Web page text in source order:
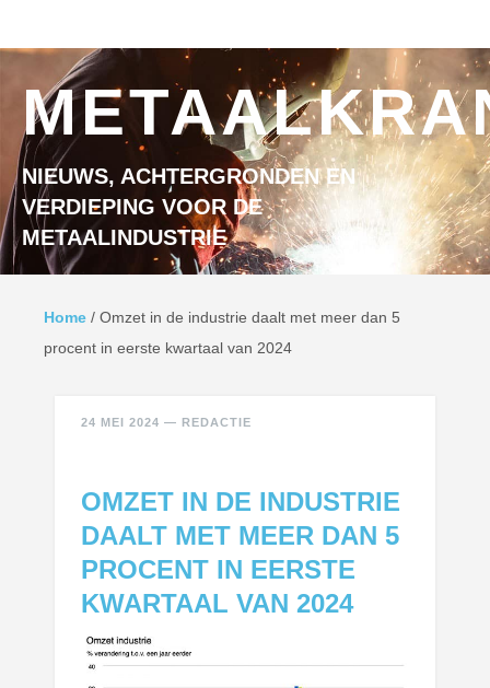
NIEUWS, ACHTERGRONDEN EN
VERDIEPING VOOR DE
METAALINDUSTRIE
Home / Omzet in de industrie daalt met meer dan 5
procent in eerste kwartaal van 2024
24 MEI 2024 — REDACTIE
OMZET IN DE INDUSTRIE
DAALT MET MEER DAN 5
PROCENT IN EERSTE
KWARTAAL VAN 2024